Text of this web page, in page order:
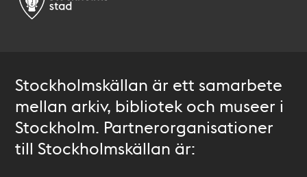
Stockholmskällan är ett samarbete
mellan arkiv, bibliotek och museer i
Stockholm. Partnerorganisationer
till Stockholmskällan är: